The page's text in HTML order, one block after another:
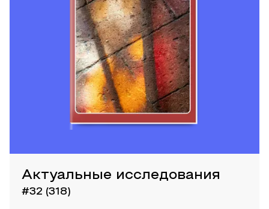
Актуальные исследования
#32 (318)